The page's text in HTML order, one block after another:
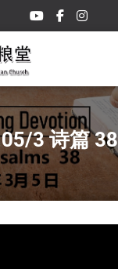
05/3 诗篇 38